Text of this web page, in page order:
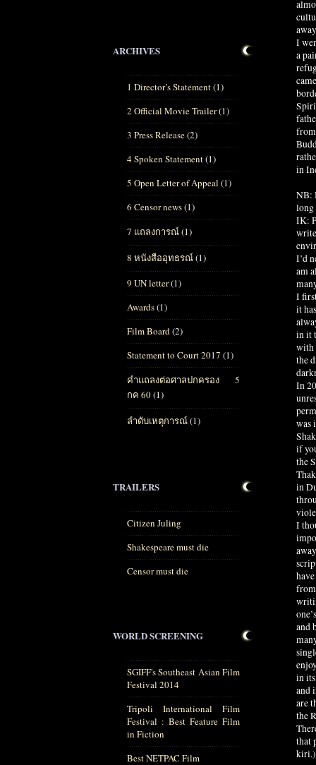
ARCHIVES
1 Director’s Statement(1)
2 Official Movie Trailer(1)
3 Press Release(2)
4 Spoken Statement(1)
5 Open Letter of Appeal (1)
6 Censor news(1)
7 แถลงการณ์(1)
8 หนังสืออุทธรณ์(1)
9 UN letter(1)
Awards(1)
Film Board(2)
Statement to Court 2017 (1)
คำแถลงต่อศาลปกครอง 5
กค 60(1)
ลำดับเหตุการณ์(1)
TRAILERS
Citizen Juling
Shakespeare must die
Censor must die
WORLD SCREENING
SGIFF's Southeast Asian Film
Festival 2014
Tripoli International Film
Festival : Best Feature Film
in Fiction
Best NETPAC Film
I
a
in
NB:
long
IK:
I’d
am
I
it
in it
with
the
In
was
if
the
in
I
from
and
in
and
are
the
that
kiri.)